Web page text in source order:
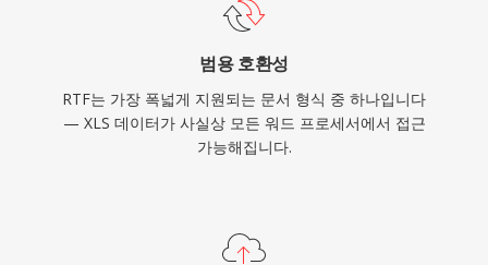
범용 호환성
RTF는 가장 폭넓게 지원되는 문서 형식 중 하나입니다
— XLS 데이터가 사실상 모든 워드 프로세서에서 접근
가능해집니다.